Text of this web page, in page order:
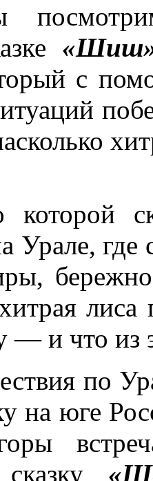
с
Урале,
— и что из
по
на юге